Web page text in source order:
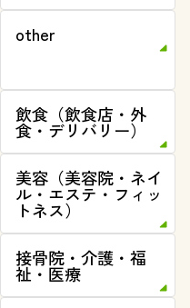
other
飲食（飲食店・外
食・デリバリー）
美容（美容院・ネイ
ル・エステ・フィッ
トネス）
接骨院・介護・福
祉・医療